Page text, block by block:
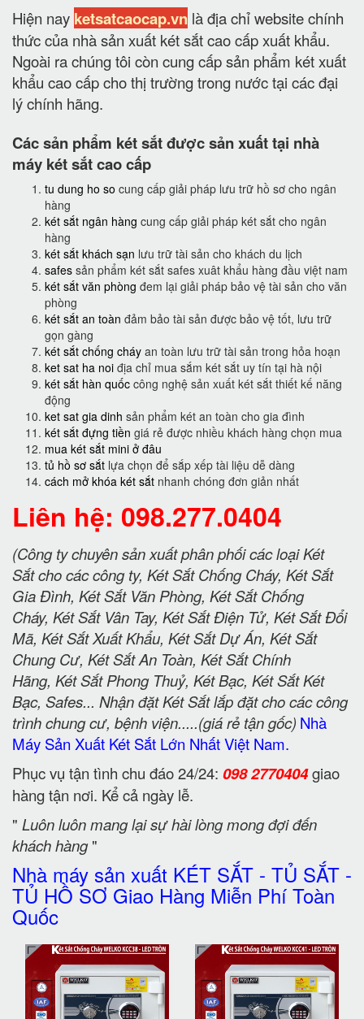
Hiện nay ketsatcaocap.vn là địa chỉ website chính
thức của nhà sản xuất két sắt cao cấp xuất khẩu.
Ngoài ra chúng tôi còn cung cấp sản phẩm két xuất
khẩu cao cấp cho thị trường trong nước tại các đại
lý chính hãng.
Các sản phẩm két sắt được sản xuất tại nhà
máy két sắt cao cấp
tu dung ho so cung cấp giải pháp lưu trữ hồ sơ cho ngân
hàng
két sắt ngân hàng cung cấp giải pháp két sắt cho ngân
hàng
két sắt khách sạn lưu trữ tài sản cho khách du lịch
safes sản phẩm két sắt safes xuât khẩu hàng đầu việt nam
két sắt văn phòng đem lại giải pháp bảo vệ tài sản cho văn
phòng
két sắt an toàn đảm bảo tài sản được bảo vệ tốt, lưu trữ
gọn gàng
két sắt chống cháy an toàn lưu trữ tài sản trong hỏa hoạn
ket sat ha noi địa chỉ mua sắm két sắt uy tín tại hà nội
két sắt hàn quốc công nghệ sản xuất két sắt thiết kế năng
động
ket sat gia dinh sản phẩm két an toàn cho gia đình
két sắt đựng tiền giá rẻ được nhiều khách hàng chọn mua
mua két sắt mini ở đâu
tủ hồ sơ sắt lựa chọn để sắp xếp tài liệu dễ dàng
cách mở khóa két sắt nhanh chóng đơn giản nhất
Liên hệ: 098.277.0404
(Công ty chuyên sản xuất phân phối các loại Két
Sắt cho các công ty, Két Sắt Chống Cháy, Két Sắt
Gia Đình, Két Sắt Văn Phòng, Két Sắt Chống
Cháy, Két Sắt Vân Tay, Két Sắt Điện Tử, Két Sắt Đổi
Mã, Két Sắt Xuất Khẩu, Két Sắt Dự Án, Két Sắt
Chung Cư, Két Sắt An Toàn, Két Sắt Chính
Hãng, Két Sắt Phong Thuỷ, Két Bạc, Két Sắt Két
Bạc, Safes... Nhận đặt Két Sắt lắp đặt cho các công
trình chung cư, bệnh viện.....(giá rẻ tận gốc) Nhà
Máy Sản Xuất Két Sắt Lớn Nhất Việt Nam.
Phục vụ tận tình chu đáo 24/24: 098 2770404giao
hàng tận nơi. Kể cả ngày lễ.
" Luôn luôn mang lại sự hài lòng mong đợi đến
khách hàng"
Nhà máy sản xuất KÉT SẮT - TỦ SẮT -
TỦ HỒ SƠ Giao Hàng Miễn Phí Toàn
Quốc